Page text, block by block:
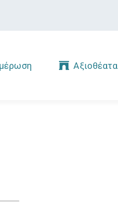
Αξιοθέατα